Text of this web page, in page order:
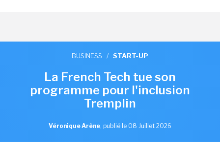
BUSINESS / START-UP
La French Tech tue son
programme pour l'inclusion
Tremplin
Véronique Arène, publié le 08 Juillet 2026